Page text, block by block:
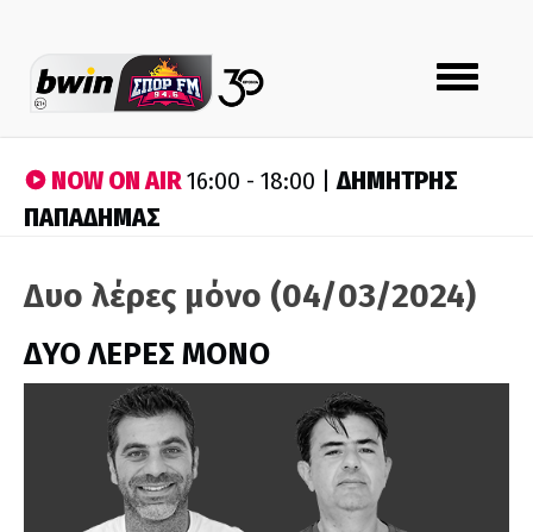
Toggle
navigation
NOW ON AIR16:00 - 18:00 |ΔΗΜΗΤΡΗΣ
ΠΑΠΑΔΗΜΑΣ
Δυο λέρες μόνο (04/03/2024)
ΔΥΟ ΛΕΡΕΣ ΜΟΝΟ